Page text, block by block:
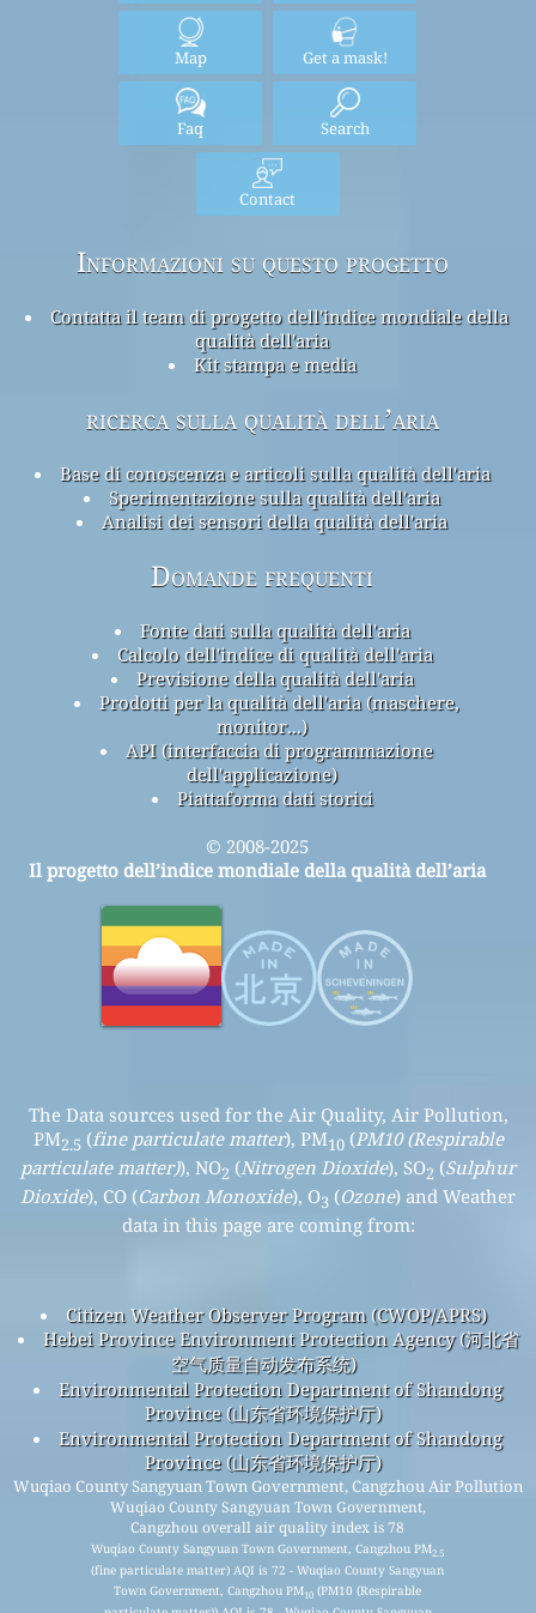
Map Get a mask!
Faq Search
Contact
Informazioni su questo progetto
Contatta il team di progetto dell'indice mondiale della
qualità dell'aria
Kit stampa e media
ricerca sulla qualità dell’aria
Base di conoscenza e articoli sulla qualità dell'aria
Sperimentazione sulla qualità dell'aria
Analisi dei sensori della qualità dell'aria
Domande frequenti
Fonte dati sulla qualità dell'aria
Calcolo dell'indice di qualità dell'aria
Previsione della qualità dell'aria
Prodotti per la qualità dell'aria (maschere,
monitor...)
API (interfaccia di programmazione
dell'applicazione)
Piattaforma dati storici
© 2008-2025
Il progetto dell’indice mondiale della qualità dell’aria
The Data sources used for the Air Quality, Air Pollution,
PM2.5 (fine particulate matter), PM10(PM10 (Respirable
particulate matter)), NO2 (Nitrogen Dioxide), SO2 (Sulphur
Dioxide), CO (Carbon Monoxide), O3 (Ozone) and Weather
data in this page are coming from:
Citizen Weather Observer Program (CWOP/APRS)
Hebei Province Environment Protection Agency (河北省
空气质量自动发布系统)
Environmental Protection Department of Shandong
Province (山东省环境保护厅)
Environmental Protection Department of Shandong
Province (山东省环境保护厅)
Wuqiao County Sangyuan Town Government, Cangzhou Air Pollution
Wuqiao County Sangyuan Town Government,
Cangzhou overall air quality index is 78
Wuqiao County Sangyuan Town Government, Cangzhou PM2.5
(fine particulate matter) AQI is 72 - Wuqiao County Sangyuan
Town Government, Cangzhou PM10 (PM10 (Respirable